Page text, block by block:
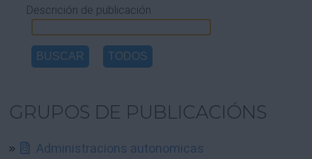
AXUDA
Descrición de publicación
GRUPOS DE PUBLICACIÓNS
Administracions autonomicas